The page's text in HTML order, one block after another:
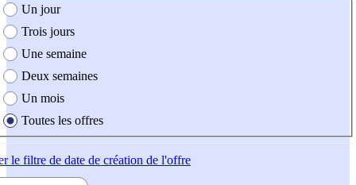
création de l'offre
Un jour
Trois jours
Une semaine
Deux semaines
Un mois
Toutes les offres
le filtre de date de création de l'offre